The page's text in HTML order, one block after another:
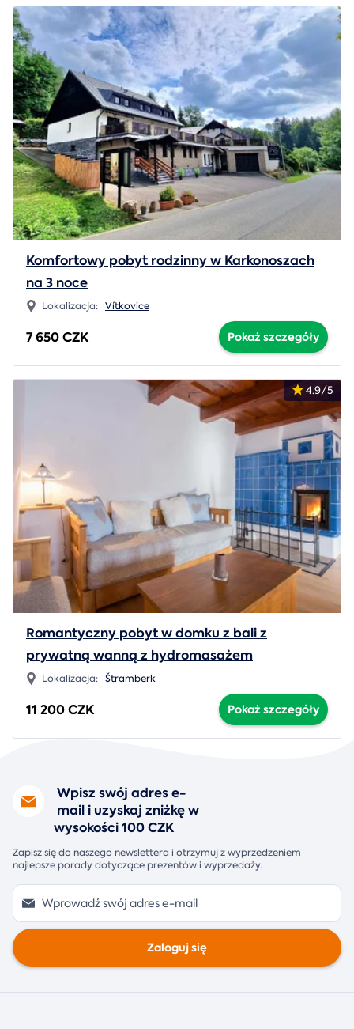
Komfortowy pobyt rodzinny w Karkonoszach
na 3 noce
Lokalizacja: Vítkovice
7 650 CZK Pokaż szczegóły
4.9/5
Romantyczny pobyt w domku z bali z
prywatną wanną z hydromasażem
Lokalizacja: Štramberk
11 200 CZK Pokaż szczegóły
Wpisz swój adres e-
mail i uzyskaj zniżkę w
wysokości 100 CZK
Zapisz się do naszego newslettera i otrzymuj z wyprzedzeniem
najlepsze porady dotyczące prezentów i wyprzedaży.
Zaloguj się